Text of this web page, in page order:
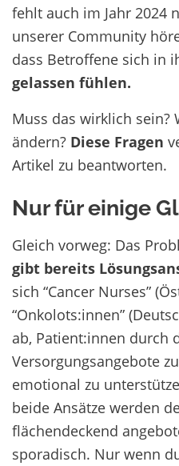
fehlt auch im Jahr 2024
unserer Community
dass Betroffene sich in
gelassen fühlen.
Muss das wirklich sein?
ändern? Diese Fragen
Artikel zu beantworten.
Nur für einige
Gleich vorweg: Das
gibt bereits
sich “Cancer Nurses”
“Onkolots:innen”
ab, Patient:innen durch
Versorgungsangebote
emotional zu
beide Ansätze werden
flächendeckend
sporadisch. Nur wenn